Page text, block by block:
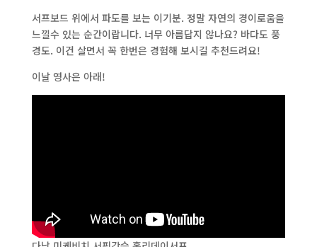
서프보드 위에서 파도를 보는 이기분. 정말 자연의 경이로움을
느낄수 있는 순간이랍니다. 너무 아름답지 않나요? 바다도 풍
경도. 이건 살면서 꼭 한번은 경험해 보시길 추천드려요!
이날 영사은 아래!